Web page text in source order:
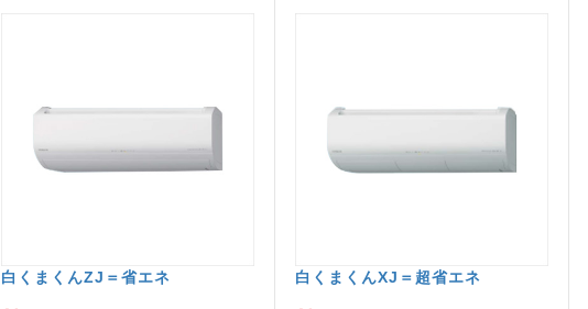
白くまくんZJ＝省エネ 白くまくんXJ＝超省エネ